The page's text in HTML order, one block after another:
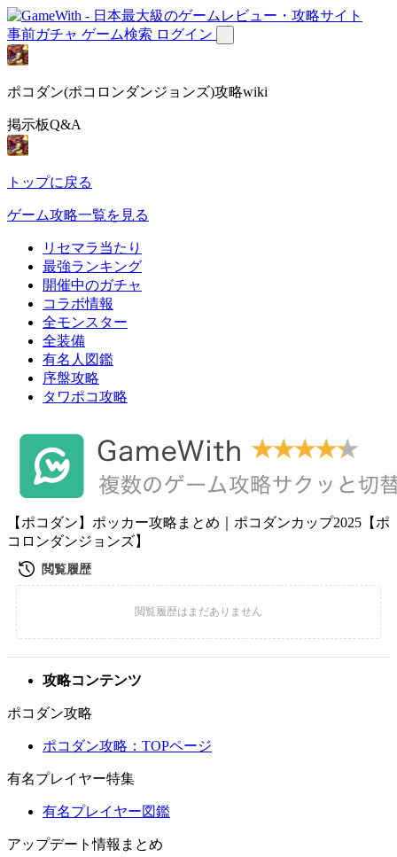
事前ガチャ ゲーム検索 ログイン
ポコダン(ポコロンダンジョンズ)攻略wiki
掲示板Q&A
トップに戻る
ゲーム攻略一覧を見る
リセマラ当たり
最強ランキング
開催中のガチャ
コラボ情報
全モンスター
全装備
有名人図鑑
序盤攻略
タワポコ攻略
【ポコダン】ポッカー攻略まとめ｜ポコダンカップ2025【ポ
コロンダンジョンズ】
攻略コンテンツ
ポコダン攻略
ポコダン攻略：TOPページ
有名プレイヤー特集
有名プレイヤー図鑑
アップデート情報まとめ